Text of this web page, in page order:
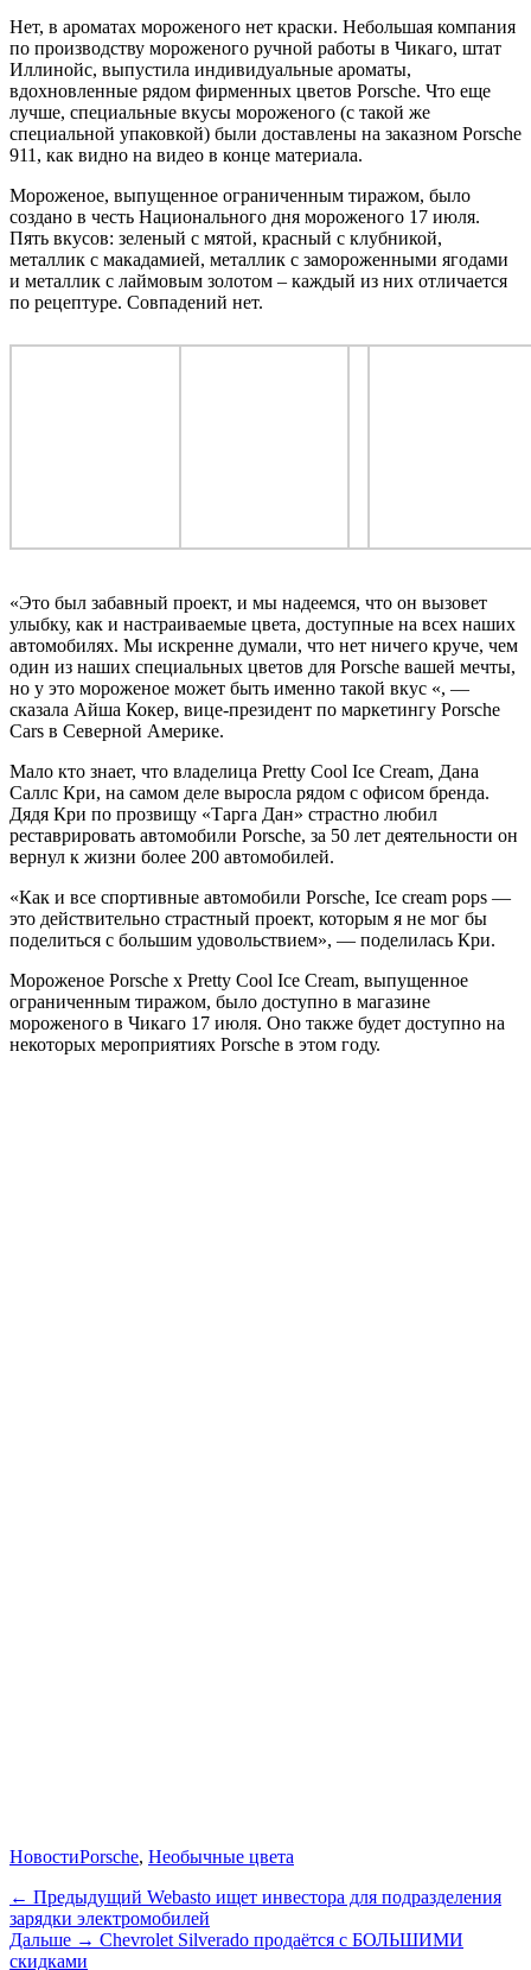
Нет, в ароматах мороженого нет краски. Небольшая компания
по производству мороженого ручной работы в Чикаго, штат
Иллинойс, выпустила индивидуальные ароматы,
вдохновленные рядом фирменных цветов Porsche. Что еще
лучше, специальные вкусы мороженого (с такой же
специальной упаковкой) были доставлены на заказном Porsche
911, как видно на видео в конце материала.
Мороженое, выпущенное ограниченным тиражом, было
создано в честь Национального дня мороженого 17 июля.
Пять вкусов: зеленый с мятой, красный с клубникой,
металлик с макадамией, металлик с замороженными ягодами
и металлик с лаймовым золотом – каждый из них отличается
по рецептуре. Совпадений нет.
«Это был забавный проект, и мы надеемся, что он вызовет
улыбку, как и настраиваемые цвета, доступные на всех наших
автомобилях. Мы искренне думали, что нет ничего круче, чем
один из наших специальных цветов для Porsche вашей мечты,
но у это мороженое может быть именно такой вкус «, —
сказала Айша Кокер, вице-президент по маркетингу Porsche
Cars в Северной Америке.
Мало кто знает, что владелица Pretty Cool Ice Cream, Дана
Саллс Кри, на самом деле выросла рядом с офисом бренда.
Дядя Кри по прозвищу «Тарга Дан» страстно любил
реставрировать автомобили Porsche, за 50 лет деятельности он
вернул к жизни более 200 автомобилей.
«Как и все спортивные автомобили Porsche, Ice cream pops —
это действительно страстный проект, которым я не мог бы
поделиться с большим удовольствием», — поделилась Кри.
Мороженое Porsche x Pretty Cool Ice Cream, выпущенное
ограниченным тиражом, было доступно в магазине
мороженого в Чикаго 17 июля. Оно также будет доступно на
некоторых мероприятиях Porsche в этом году.
Категории
НовостиТеги
Porsche, Необычные цвета
Навигация
по
← Предыдущий Предыдущий
Webasto ищет инвестора для подразделения
зарядки электромобилей
Дальше → Дальше:
Chevrolet Silverado продаётся с БОЛЬШИМИ
скидками